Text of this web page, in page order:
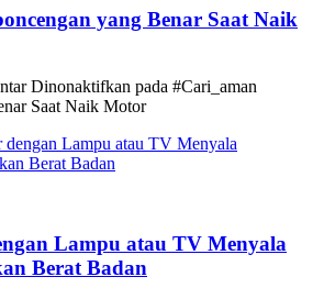
yang Benar Saat Naik
Dinonaktifkan pada #Cari_aman
Saat Naik Motor
Lampu atau TV Menyala
Berat Badan